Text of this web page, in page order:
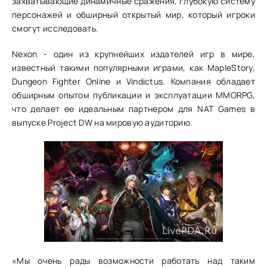
персонажей и обширный открытый мир, который игроки
смогут исследовать.
Nexon - один из крупнейших издателей игр в мире,
известный такими популярными играми, как MapleStory,
Dungeon Fighter Online и Vindictus. Компания обладает
обширным опытом публикации и эксплуатации MMORPG,
что делает ее идеальным партнером для NAT Games в
выпуске Project DW на мировую аудиторию.
«Мы очень рады возможности работать над таким